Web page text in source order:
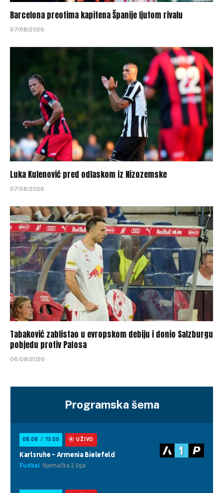
Barcelona preotima kapitena Španije ljutom rivalu
07/08/2026
Luka Kulenović pred odlaskom iz Nizozemske
07/08/2026
Tabaković zablistao u evropskom debiju i donio Salzburgu
pobjedu protiv Pafosa
06/08/2026
Programska šema